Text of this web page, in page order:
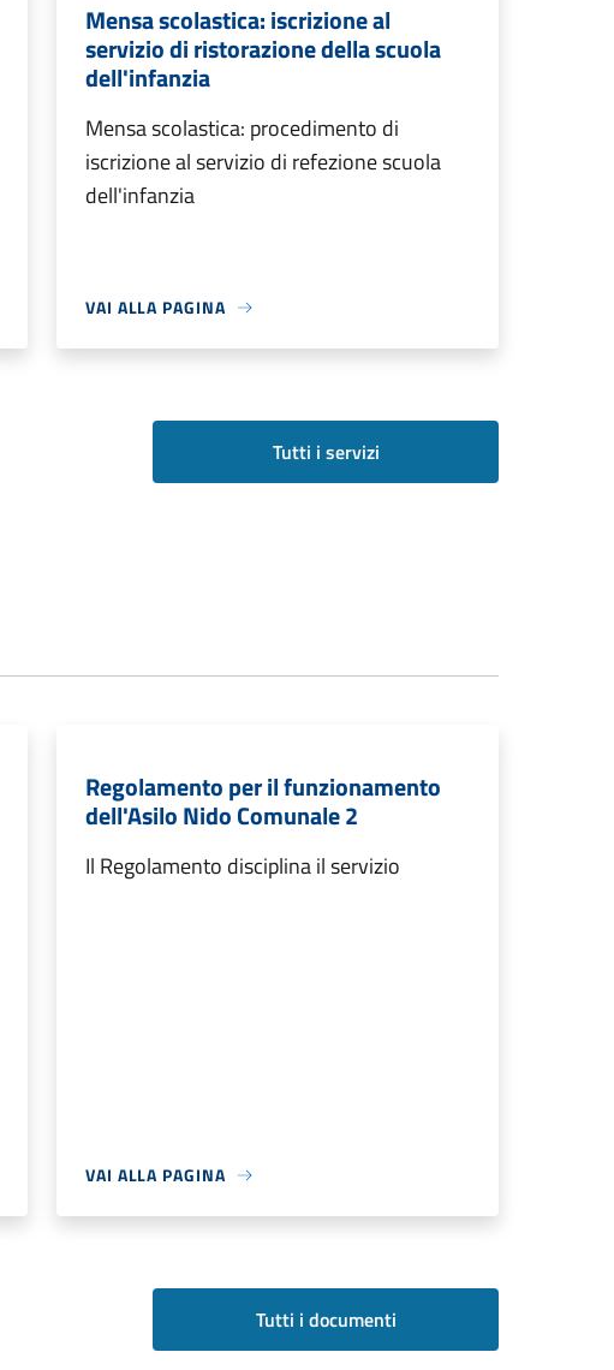
Mensa scolastica: iscrizione al
servizio di ristorazione della scuola
dell'infanzia
Mensa scolastica: procedimento di
iscrizione al servizio di refezione scuola
dell'infanzia
VAI ALLA PAGINA
Tutti i servizi
Regolamento per il funzionamento
dell'Asilo Nido Comunale 2
Il Regolamento disciplina il servizio
VAI ALLA PAGINA
Tutti i documenti